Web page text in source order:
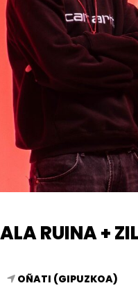
RUINA +
OÑATI (GIPUZKOA)